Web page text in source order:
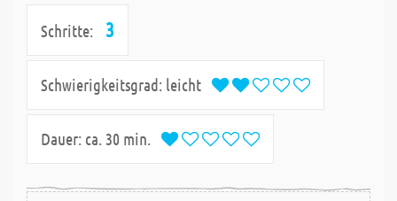
Schritte: 3
Schwierigkeitsgrad: leicht
Dauer: ca. 30 min.